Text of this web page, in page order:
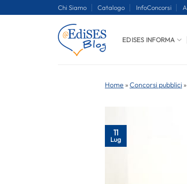
Chi Siamo Catalogo InfoConcorsi
EDISES INFORMA
Home »Concorsi pubblici »
11
Lug